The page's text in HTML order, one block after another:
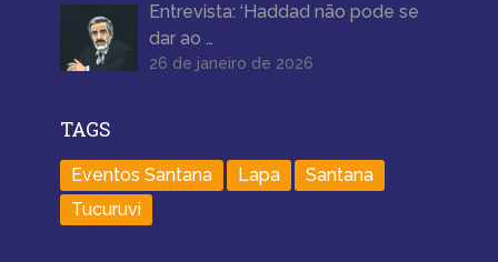
Entrevista: ‘Haddad não pode se
dar ao …
26 de janeiro de 2026
TAGS
Eventos Santana Lapa
Santana
Tucuruvi